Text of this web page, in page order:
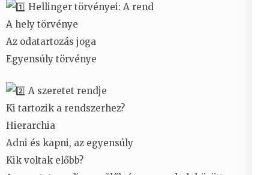
Hellinger törvényei: A rend
A hely törvénye
Az odatartozás joga
Egyensúly törvénye
A szeretet rendje
Ki tartozik a rendszerhez?
Hierarchia
Adni és kapni, az egyensúly
Kik voltak előbb?